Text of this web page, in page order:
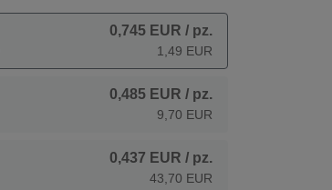
0,745 EUR / pz.
1,49 EUR
0,485 EUR / pz.
9,70 EUR
0,437 EUR / pz.
43,70 EUR